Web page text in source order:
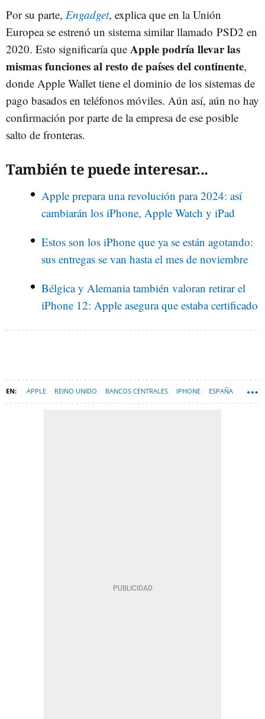
Por su parte, Engadget, explica que en la Unión
Europea se estrenó un sistema similar llamado PSD2 en
2020. Esto significaría que Apple podría llevar las
mismas funciones al resto de países del continente,
donde Apple Wallet tiene el dominio de los sistemas de
pago basados en teléfonos móviles. Aún así, aún no hay
confirmación por parte de la empresa de ese posible
salto de fronteras.
También te puede interesar...
Apple prepara una revolución para 2024: así
cambiarán los iPhone, Apple Watch y iPad
Estos son los iPhone que ya se están agotando:
sus entregas se van hasta el mes de noviembre
Bélgica y Alemania también valoran retirar el
iPhone 12: Apple asegura que estaba certificado
APPLE REINO UNIDO BANCOS CENTRALES IPHONE ESPAÑA